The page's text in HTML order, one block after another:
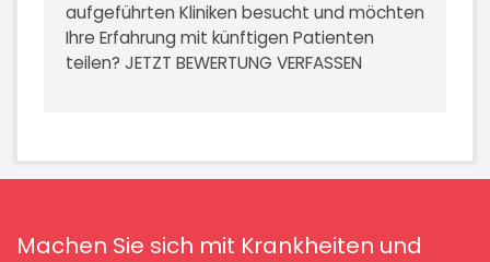
aufgeführten Kliniken besucht und möchten
Ihre Erfahrung mit künftigen Patienten
teilen? JETZT BEWERTUNG VERFASSEN
Machen Sie sich mit Krankheiten und